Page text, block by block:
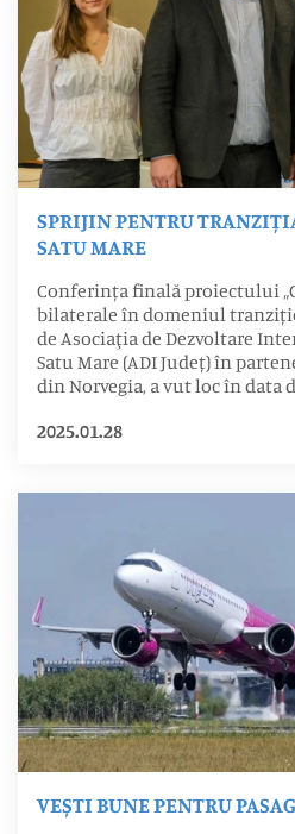
SPRIJIN PENTRU
SATU MARE
Conferința finală proiectului
bilaterale în domeniul
de Asociaţia de Dezvoltare
Satu Mare (ADI Județ) în
din Norvegia, a vut loc în data
2025.01.28
VEȘTI BUNE PENTRU